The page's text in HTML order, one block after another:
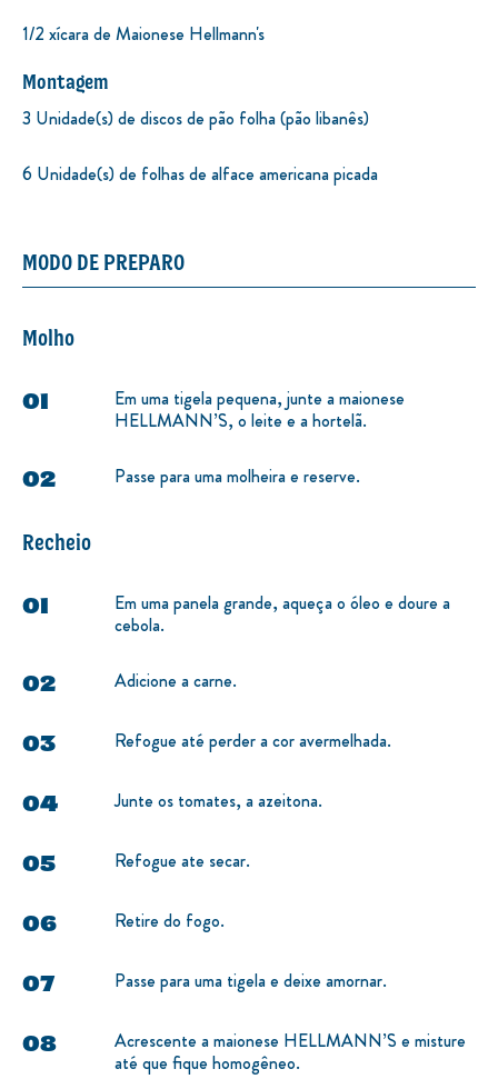
1/2 xícara de Maionese Hellmann's
Montagem
3 Unidade(s) de discos de pão folha (pão libanês)
6 Unidade(s) de folhas de alface americana picada
MODO DE PREPARO
Molho
Em uma tigela pequena, junte a maionese
HELLMANN’S, o leite e a hortelã.
Passe para uma molheira e reserve.
Recheio
Em uma panela grande, aqueça o óleo e doure a
cebola.
Adicione a carne.
Refogue até perder a cor avermelhada.
Junte os tomates, a azeitona.
Refogue ate secar.
Retire do fogo.
Passe para uma tigela e deixe amornar.
Acrescente a maionese HELLMANN’S e misture
até que fique homogêneo.